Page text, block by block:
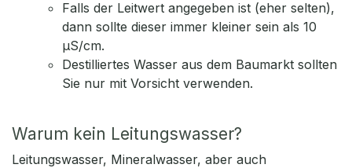
Falls der Leitwert angegeben ist (eher selten),
dann sollte dieser immer kleiner sein als 10
µS/cm.
Destilliertes Wasser aus dem Baumarkt sollten
Sie nur mit Vorsicht verwenden.
Warum kein Leitungswasser?
Leitungswasser, Mineralwasser, aber auch